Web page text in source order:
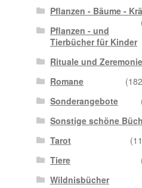
Pflanzen - Bäume -
Pflanzen - und
Tierbücher für Kinder
Rituale und
Romane
Sonderangebote
Sonstige schöne
Tarot
Tiere
Wildnisbücher